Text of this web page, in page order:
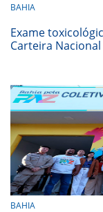
BAHIA
Exame
Carteira
BAHIA